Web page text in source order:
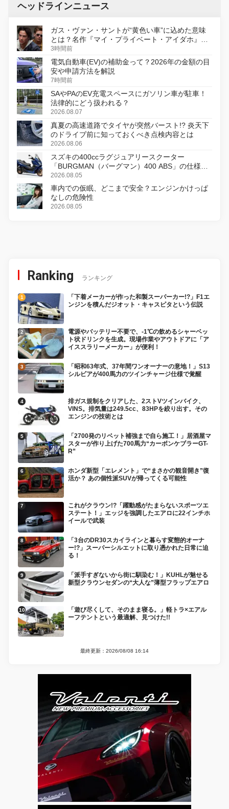
ヘッドラインニュース
ガス・ヴァン・サントが“黄色い車”に込めた意味
とは？名作『マイ・プライベート・アイダホ』が
初のデジタルリマスター版で復活
3時間前
電気自動車(EV)の補助金って？2026年の金額の目
安や申請方法を解説
7時間前
SAやPAのEV充電スペースにガソリン車が駐車！
法律的にどう扱われる？
2026.08.07
真夏の高速道路でタイヤが突然バースト!? 炎天下
のドライブ前に知っておくべき点検内容とは
2026.08.06
スズキの400ccラグジュアリースクーター
「BURGMAN（バーグマン）400 ABS」の仕様を
変更し、8月18日に発売
2026.08.05
車内での仮眠、どこまで安全？エンジンかけっぱ
なしの危険性
2026.08.05
Ranking ランキング
「下着メーカーが作った和製スーパーカー!?」F1エ
ンジンを積んだジオット・キャスピタという伝説
電源やバッテリー不要で、-1℃の飲めるシャーベッ
ト状ドリンクを生成。現場作業やアウトドアに「ア
イススラリーメーカー」が便利！
「昭和63年式、37年間ワンオーナーの意地！」S13
シルビアが400馬力のツインチャージ仕様で覚醒
排ガス規制をクリアした、2ストVツインバイク、
VINS。排気量は249.5cc、83HPを絞り出す。その
エンジンの技術とは
「2700発のリベット補強まで自ら施工！」居酒屋マ
スターが作り上げた700馬力“カーボンケブラーGT-
R”
ホンダ新型「エレメント」で“まさかの観音開き”復
活か？ あの個性派SUVが帰ってくる可能性
これがクラウン!?「躍動感がたまらないスポーツエ
ステート！」エッジを強調したエアロに22インチホ
イールで武装
「3台のDR30スカイラインと暮らす変態的オーナ
ー!?」スーパーシルエットに取り憑かれた日常に迫
る！
「派手すぎないから街に馴染む！」KUHLが魅せる
新型クラウンセダンの“大人な”薄型フラップエアロ
「遊び尽くして、そのまま寝る。」軽トラ×エアル
ーフテントという最適解、見つけた!!
最終更新：2026/08/08 16:14